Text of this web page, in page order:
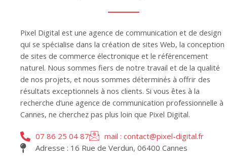
Pixel Digital est une agence de communication et de design
qui se spécialise dans la création de sites Web, la conception
de sites de commerce électronique et le référencement
naturel. Nous sommes fiers de notre travail et de la qualité
de nos projets, et nous sommes déterminés à offrir des
résultats exceptionnels à nos clients. Si vous êtes à la
recherche d’une agence de communication professionnelle à
Cannes, ne cherchez pas plus loin que Pixel Digital.
07 86 25 04 87
mail : contact@pixel-digital.fr
Adresse : 16 Rue de Verdun, 06400 Cannes